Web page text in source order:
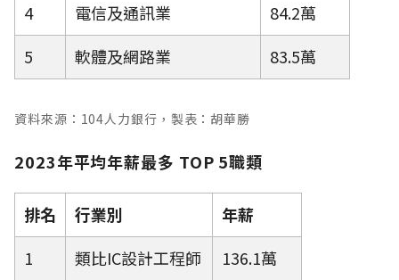
4
電信及通訊業
84.2萬
5
軟體及網路業 83.5萬
資料來源：104人力銀行，製表：胡華勝
2023年平均年薪最多 TOP 5職類
排名 行業別
年薪
1
類比IC設計工程師
136.1萬